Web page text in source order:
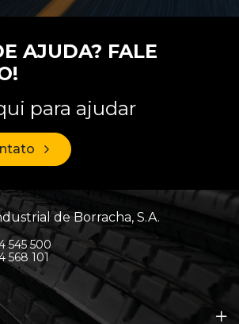
AJUDA? FALE
para ajudar
de Borracha, S.A.
545 500
568 101